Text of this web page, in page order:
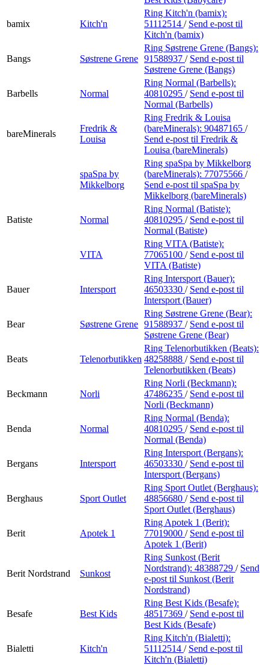
bamix Kitch'n
Ring Kitch'n (bamix):
51112514 / Send e-post til
Kitch'n (bamix)
Bangs Søstrene Grene
Ring Søstrene Grene (Bangs):
91588937 / Send e-post til
Søstrene Grene (Bangs)
Barbells Normal
Ring Normal (Barbells):
40810295 / Send e-post til
Normal (Barbells)
bareMinerals
Fredrik &
Louisa
Ring Fredrik & Louisa
(bareMinerals): 90487165 /
Send e-post til Fredrik &
Louisa (bareMinerals)
spaSpa by
Mikkelborg
Ring spaSpa by Mikkelborg
(bareMinerals): 77075566 /
Send e-post til spaSpa by
Mikkelborg (bareMinerals)
Batiste Normal
Ring Normal (Batiste):
40810295 / Send e-post til
Normal (Batiste)
VITA
Ring VITA (Batiste):
77065100 / Send e-post til
VITA (Batiste)
Bauer Intersport
Ring Intersport (Bauer):
46503330 / Send e-post til
Intersport (Bauer)
Bear Søstrene Grene
Ring Søstrene Grene (Bear):
91588937 / Send e-post til
Søstrene Grene (Bear)
Beats Telenorbutikken
Ring Telenorbutikken (Beats):
48258888 / Send e-post til
Telenorbutikken (Beats)
Beckmann Norli
Ring Norli (Beckmann):
47486235 / Send e-post til
Norli (Beckmann)
Benda Normal
Ring Normal (Benda):
40810295 / Send e-post til
Normal (Benda)
Bergans Intersport
Ring Intersport (Bergans):
46503330 / Send e-post til
Intersport (Bergans)
Berghaus Sport Outlet
Ring Sport Outlet (Berghaus):
48856680 / Send e-post til
Sport Outlet (Berghaus)
Berit Apotek 1
Ring Apotek 1 (Berit):
77019000 / Send e-post til
Apotek 1 (Berit)
Berit Nordstrand Sunkost
Ring Sunkost (Berit
Nordstrand): 48388729 / Send
e-post til Sunkost (Berit
Nordstrand)
Besafe Best Kids
Ring Best Kids (Besafe):
48517369 / Send e-post til
Best Kids (Besafe)
Bialetti Kitch'n
Ring Kitch'n (Bialetti):
51112514 / Send e-post til
Kitch'n (Bialetti)